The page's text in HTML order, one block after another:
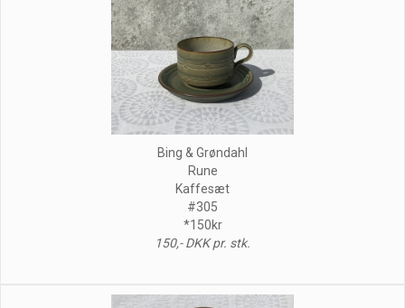
Bing & Grøndahl
Rune
Kaffesæt
#305
*150kr
150,- DKK pr. stk.